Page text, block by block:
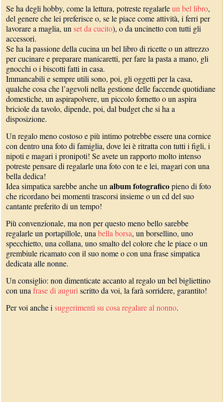
Se ha degli hobby, come la lettura, potreste regalarleun bel libro,
del genere che lei preferisce o, se le piace come attività, i ferri per
lavorare a maglia, unset da cucito), o da uncinetto con tutti gli
accessori.
Se ha la passione della cucina un bel libro di ricette o un attrezzo
per cucinare e preparare manicaretti, per fare la pasta a mano, gli
gnocchi o i biscotti fatti in casa.
Immancabili e sempre utili sono, poi, gli oggetti per la casa,
qualche cosa che l’agevoli nella gestione delle faccende quotidiane
domestiche, un aspirapolvere, un piccolo fornetto o un aspira
briciole da tavolo, dipende, poi, dal budget che si ha a
disposizione.
Un regalo meno costoso e più intimo potrebbe essere una cornice
con dentro una foto di famiglia, dove lei è ritratta con tutti i figli, i
nipoti e magari i pronipoti! Se avete un rapporto molto intenso
potreste pensare di regalarle una foto con te e lei, magari con una
bella dedica!
Idea simpatica sarebbe anche unalbum fotograficopieno di foto
che ricordano bei momenti trascorsi insieme o un cd del suo
cantante preferito di un tempo!
Più convenzionale, ma non per questo meno bello sarebbe
regalarle un portapillole, unabella borsa, un borsellino, uno
specchietto, una collana, uno smalto del colore che le piace o un
grembiule ricamato con il suo nome o con una frase simpatica
dedicata alle nonne.
Un consiglio: non dimenticate accanto al regalo un bel bigliettino
con unafrase di auguriscritto da voi, la farà sorridere, garantito!
Per voi anche isuggerimenti su cosa regalare al nonno.